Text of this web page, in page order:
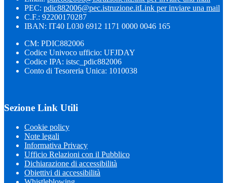
PEC: pdic882006@pec.istruzione.itLink per inviare una mail
C.F.: 92200170287
IBAN: IT40 L030 6912 1171 0000 0046 165
CM: PDIC882006
Codice Univoco ufficio: UFJDAY
Codice IPA: istsc_pdic882006
Conto di Tesoreria Unica: 1010038
Sezione Link Utili
Cookie policy
Note legali
Informativa Privacy
Ufficio Relazioni con il Pubblico
Dichiarazione di accessibilità
Obiettivi di accessibilità